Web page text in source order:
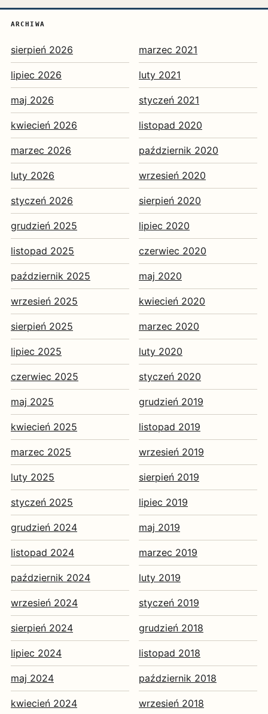
ARCHIWA
sierpień 2026
lipiec 2026
maj 2026
kwiecień 2026
marzec 2026
luty 2026
styczeń 2026
grudzień 2025
listopad 2025
październik 2025
wrzesień 2025
sierpień 2025
lipiec 2025
czerwiec 2025
maj 2025
kwiecień 2025
marzec 2025
luty 2025
styczeń 2025
grudzień 2024
listopad 2024
październik 2024
wrzesień 2024
sierpień 2024
lipiec 2024
maj 2024
kwiecień 2024
marzec 2021
luty 2021
styczeń 2021
listopad 2020
październik 2020
wrzesień 2020
sierpień 2020
lipiec 2020
czerwiec 2020
maj 2020
kwiecień 2020
marzec 2020
luty 2020
styczeń 2020
grudzień 2019
listopad 2019
wrzesień 2019
sierpień 2019
lipiec 2019
maj 2019
marzec 2019
luty 2019
styczeń 2019
grudzień 2018
listopad 2018
październik 2018
wrzesień 2018